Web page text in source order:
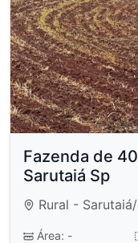
Fazenda de
Sarutaiá Sp
Rural -
Área: -